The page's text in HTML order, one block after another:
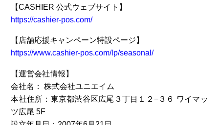
【CASHIER 公式ウェブサイト】
https://cashier-pos.com/
【店舗応援キャンペーン特設ページ】
https://www.cashier-pos.com/lp/seasonal/
【運営会社情報】
会社名： 株式会社ユニエイム
本社住所：東京都渋谷区広尾３丁目１２−３６ ワイマッ
ツ広尾 5F